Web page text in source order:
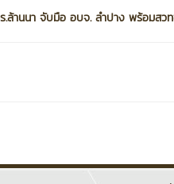
.ล้านนา จับมือ อบจ. ลำปาง พร้อมสว